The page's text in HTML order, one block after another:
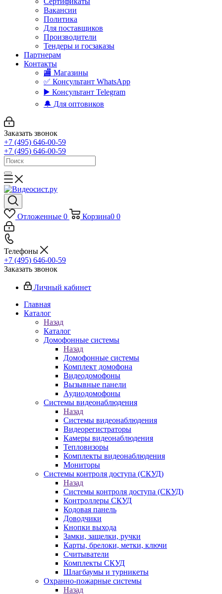
Вакансии
Политика
Для поставщиков
Производители
Тендеры и госзаказы
Партнерам
Контакты
🏬 Магазины
✅️ Консультант WhatsApp
▶️ Консультант Telegram
🔔 Для оптовиков
Заказать звонок
+7 (495) 646-00-59
+7 (495) 646-00-59
Отложенные 0 Корзина0 0
Телефоны
+7 (495) 646-00-59
Заказать звонок
Личный кабинет
Главная
Каталог
Назад
Каталог
Домофонные системы
Назад
Домофонные системы
Комплект домофона
Видеодомофоны
Вызывные панели
Аудиодомофоны
Системы видеонаблюдения
Назад
Системы видеонаблюдения
Видеорегистраторы
Камеры видеонаблюдения
Тепловизоры
Комплекты видеонаблюдения
Мониторы
Системы контроля доступа (СКУД)
Назад
Системы контроля доступа (СКУД)
Контроллеры СКУД
Кодовая панель
Доводчики
Кнопки выхода
Замки, защелки, ручки
Карты, брелоки, метки, ключи
Считыватели
Комплекты СКУД
Шлагбаумы и турникеты
Охранно-пожарные системы
Назад